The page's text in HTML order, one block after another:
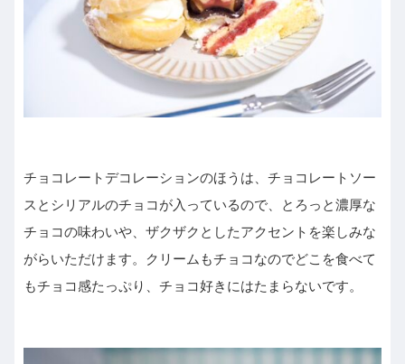
チョコレートデコレーションのほうは、チョコレートソー
スとシリアルのチョコが入っているので、とろっと濃厚な
チョコの味わいや、ザクザクとしたアクセントを楽しみな
がらいただけます。クリームもチョコなのでどこを食べて
もチョコ感たっぷり、チョコ好きにはたまらないです。